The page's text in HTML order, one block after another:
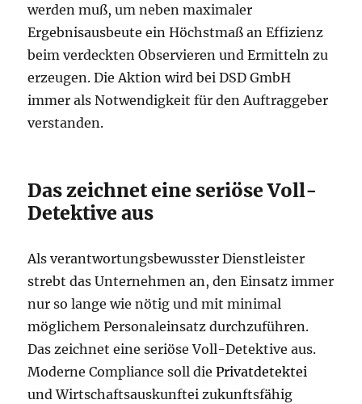
werden muß, um neben maximaler
Ergebnisausbeute ein Höchstmaß an Effizienz
beim verdeckten Observieren und Ermitteln zu
erzeugen. Die Aktion wird bei DSD GmbH
immer als Notwendigkeit für den Auftraggeber
verstanden.
Das zeichnet eine seriöse Voll-
Detektive aus
Als verantwortungsbewusster Dienstleister
strebt das Unternehmen an, den Einsatz immer
nur so lange wie nötig und mit minimal
möglichem Personaleinsatz durchzuführen.
Das zeichnet eine seriöse Voll-Detektive aus.
Moderne Compliance soll diePrivatdetektei
und Wirtschaftsauskunftei zukunftsfähig